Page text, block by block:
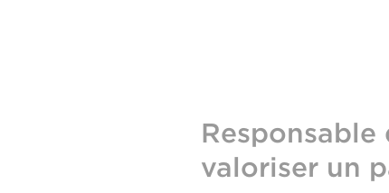
valoriser un